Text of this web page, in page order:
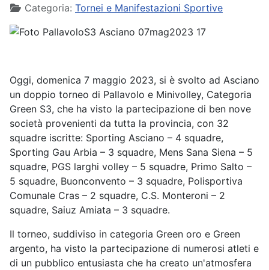
Categoria: Tornei e Manifestazioni Sportive
Oggi, domenica 7 maggio 2023, si è svolto ad Asciano
un doppio torneo di Pallavolo e Minivolley, Categoria
Green S3, che ha visto la partecipazione di ben nove
società provenienti da tutta la provincia, con 32
squadre iscritte: Sporting Asciano – 4 squadre,
Sporting Gau Arbia – 3 squadre, Mens Sana Siena – 5
squadre, PGS larghi volley – 5 squadre, Primo Salto –
5 squadre, Buonconvento – 3 squadre, Polisportiva
Comunale Cras – 2 squadre, C.S. Monteroni – 2
squadre, Saiuz Amiata – 3 squadre.
Il torneo, suddiviso in categoria Green oro e Green
argento, ha visto la partecipazione di numerosi atleti e
di un pubblico entusiasta che ha creato un'atmosfera